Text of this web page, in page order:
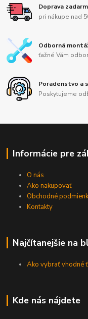
Doprava
pri nákupe nad
Odborná
ťažné Vám
Poradenstvo a
Poskytujeme
Informácie pre
O nás
Ako nakupovať
Obchodné
Kontakty
Najčítanejšie na
Ako vybrať vhodné
Kde nás nájdete